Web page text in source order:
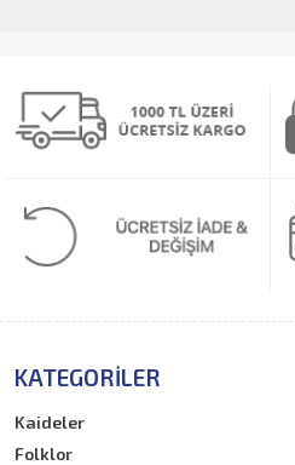
KATEGORILER
Kaideler
Folklor